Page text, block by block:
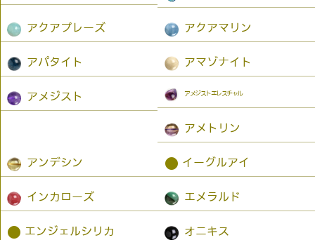
アクアプレーズ アクアマリン
アパタイト アマゾナイト
アメジスト アメジストエレスチャル
アメトリン
アンデシン ● イーグルアイ
インカローズ エメラルド
● エンジェルシリカ オニキス